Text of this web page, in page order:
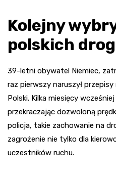
Kolejny
polskich
39-letni obywatel Niemiec,
raz pierwszy naruszył
Polski. Kilka miesięcy
przekraczając dozwoloną
policja, takie zachowanie na
zagrożenie nie tylko dla
uczestników ruchu.